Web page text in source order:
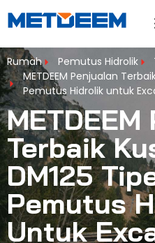
Rumah Pemutus Hidrolik
METDEEM Penjualan
Pemutus Hidrolik untuk
Terbaik
DM125
Pemutus
Untuk